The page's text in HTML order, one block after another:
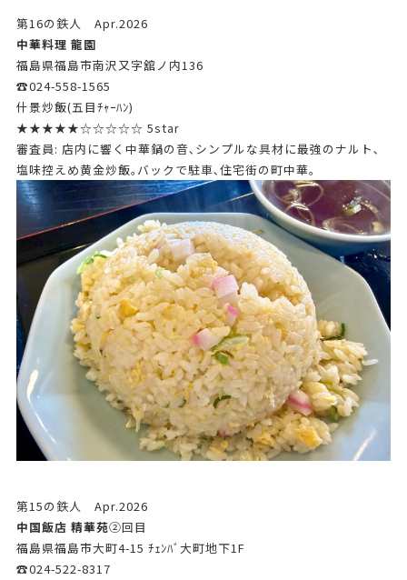
第16の鉄人 Apr.2026
中華料理 龍園
福島県福島市南沢又字舘ノ内136
☎024-558-1565
什景炒飯(五目ﾁｬｰﾊﾝ)
★★★★★☆☆☆☆☆ 5star
審査員: 店内に響く中華鍋の音､シンプルな具材に最強のナルト､
塩味控えめ黄金炒飯｡バックで駐車､住宅街の町中華｡
第15の鉄人 Apr.2026
中国飯店 精華苑➁回目
福島県福島市大町4-15 ﾁｪﾝﾊﾞ大町地下1F
☎024-522-8317